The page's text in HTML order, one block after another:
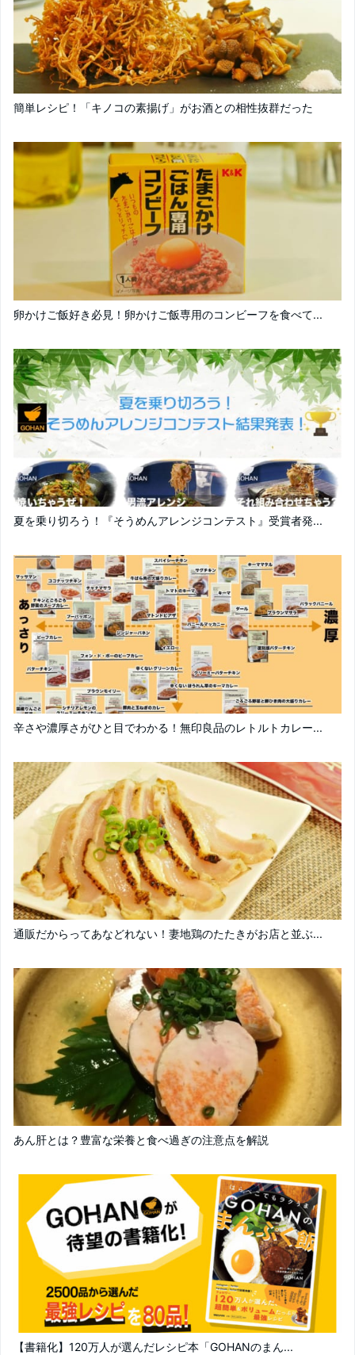
簡単レシピ！「キノコの素揚げ」がお酒との相性抜群だった
卵かけご飯好き必見！卵かけご飯専用のコンビーフを食べて...
夏を乗り切ろう！『そうめんアレンジコンテスト』受賞者発...
辛さや濃厚さがひと目でわかる！無印良品のレトルトカレー...
通販だからってあなどれない！妻地鶏のたたきがお店と並ぶ...
あん肝とは？豊富な栄養と食べ過ぎの注意点を解説
【書籍化】120万人が選んだレシピ本「GOHANのまん...